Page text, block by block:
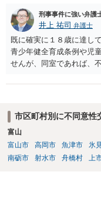
刑事事件に強い弁護
井上 祐司 弁護士
既に確実に１８歳に達し
青少年健全育成条例や児
せんが、同室であれば、
えます。 すでに成人して
市区町村別に不同意性
富山
富山市
高岡市 魚津市 氷
南砺市
射水市 舟橋村 上